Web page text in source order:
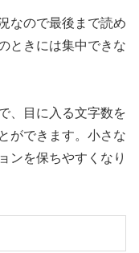
なので最後まで読め
ときには集中できな
、目に入る文字数を
ができます。小さな
ンを保ちやすくなり